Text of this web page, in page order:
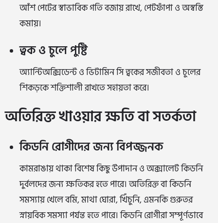
আঁশ পেটের স্বাভাবিক গতি বজায় রাখে, পেটফাঁপা ও অস্বস্তি
কমায়।
ত্বক ও চুলে পুষ্টি
অ্যান্টিঅক্সিডেন্ট ও ভিটামিন সি ত্বকের সজীবতা ও চুলের
শিকড়কে শক্তিশালী রাখতে সহায়তা করে।
অতিরিক্ত খাওয়ার ক্ষতি বা সতর্কতা
কিডনি রোগীদের জন্য বিপজ্জনক
কামরাঙায় থাকা বিশেষ কিছু উপাদান ও অক্সালেট কিডনি
দুর্বলদের জন্য ক্ষতিকর হতে পারে। অতিরিক্ত বা কিডনি
সমস্যায় খেলে বমি, মাথা ঘোরা, খিঁচুনি, এমনকি গুরুতর
স্নায়বিক সমস্যা পর্যন্ত হতে পারে। কিডনি রোগীরা সম্পূর্ণভাবে